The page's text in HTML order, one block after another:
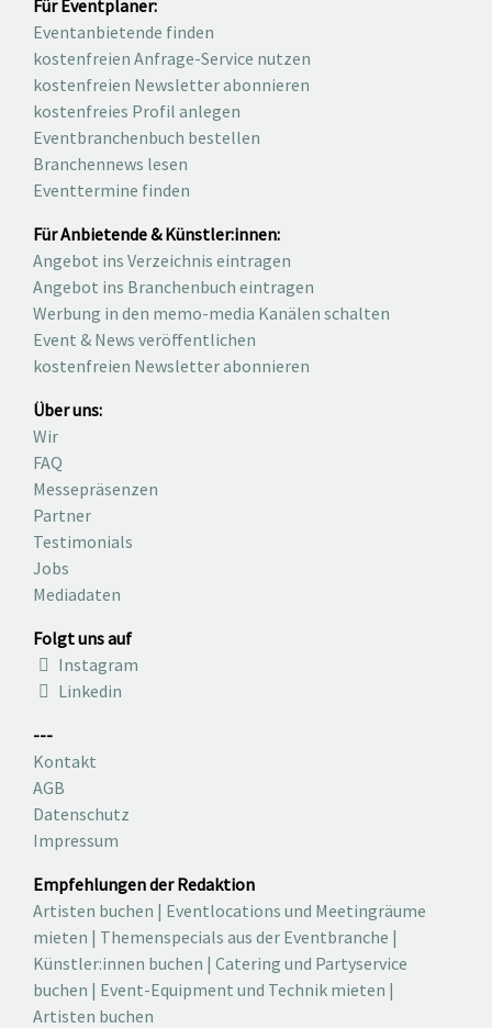
und mehr
Für Eventplaner:
Eventanbietende finden
kostenfreien Anfrage-Service nutzen
kostenfreien Newsletter abonnieren
kostenfreies Profil anlegen
Eventbranchenbuch bestellen
Branchennews lesen
Eventtermine finden
Für Anbietende & Künstler:innen:
Angebot ins Verzeichnis eintragen
Angebot ins Branchenbuch eintragen
Werbung in den memo-media Kanälen schalten
Event & News veröffentlichen
kostenfreien Newsletter abonnieren
Über uns:
Wir
FAQ
Testimonials
Jobs
Mediadaten
Instagram
Linkedin
---
Kontakt
AGB